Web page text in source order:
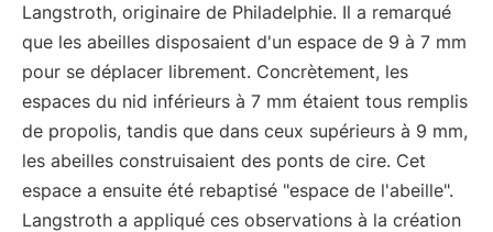
Langstroth, originaire de Philadelphie. Il a remarqué
que les abeilles disposaient d'un espace de 9 à 7 mm
pour se déplacer librement. Concrètement, les
espaces du nid inférieurs à 7 mm étaient tous remplis
de propolis, tandis que dans ceux supérieurs à 9 mm,
les abeilles construisaient des ponts de cire. Cet
espace a ensuite été rebaptisé "espace de l'abeille".
Langstroth a appliqué ces observations à la création